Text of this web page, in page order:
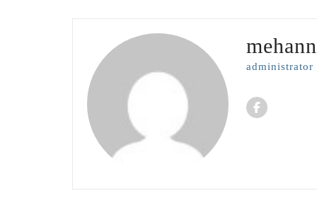
administrator